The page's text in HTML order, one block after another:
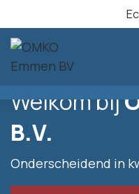
Welkom bij
B.V.
Onderscheidend in